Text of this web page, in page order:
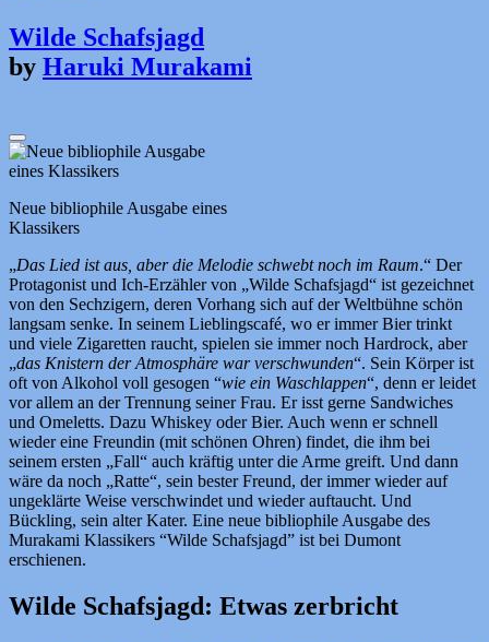
Wilde Schafsjagd
by Haruki Murakami
Neue bibliophile Ausgabe eines
Klassikers
„Das Lied ist aus, aber die Melodie schwebt noch im Raum.“ Der
Protagonist und Ich-Erzähler von „Wilde Schafsjagd“ ist gezeichnet
von den Sechzigern, deren Vorhang sich auf der Weltbühne schön
langsam senke. In seinem Lieblingscafé, wo er immer Bier trinkt
und viele Zigaretten raucht, spielen sie immer noch Hardrock, aber
„das Knistern der Atmosphäre war verschwunden“. Sein Körper ist
oft von Alkohol voll gesogen “wie ein Waschlappen“, denn er leidet
vor allem an der Trennung seiner Frau. Er isst gerne Sandwiches
und Omeletts. Dazu Whiskey oder Bier. Auch wenn er schnell
wieder eine Freundin (mit schönen Ohren) findet, die ihm bei
seinem ersten „Fall“ auch kräftig unter die Arme greift. Und dann
wäre da noch „Ratte“, sein bester Freund, der immer wieder auf
ungeklärte Weise verschwindet und wieder auftaucht. Und
Bückling, sein alter Kater. Eine neue bibliophile Ausgabe des
Murakami Klassikers “Wilde Schafsjagd” ist bei Dumont
erschienen.
Wilde Schafsjagd: Etwas zerbricht